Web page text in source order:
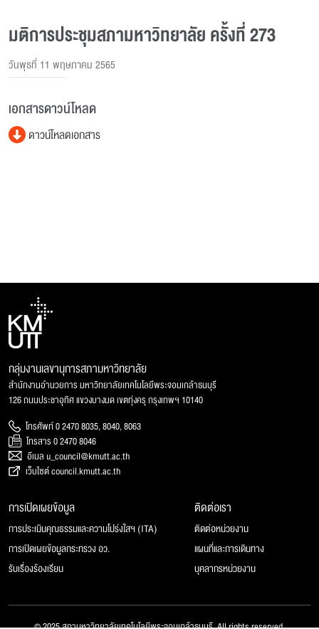
มติการประชุมสภามหาวิทยาลัย ครั้งที่ 273
วันพุธที่ 11 พฤษภาคม 2565
เอกสารดาวน์โหลด
ดาวน์โหลดเอกสาร
กลุ่มงานเลขานุการสภามหาวิทยาลัย
สำนักงานอำนวยการ มหาวิทยาลัยเทคโนโลยีพระจอมเกล้าธนบุรี
126 ถนนประชาอุทิศ แขวงบางมด เขตทุ่งครุ กรุงเทพฯ 10140
โทรศัพท์ 0 2470 8035, 8040, 8063
โทรสาร 0 2470 8046
อีเมล u_council@kmutt.ac.th
เว็บไซต์ council.kmutt.ac.th
การเปิดเผยข้อมูล
การประเมินคุณธรรมและความโปร่งใสฯ (ITA)
การเปิดเผยข้อมูลกระทรวง อว.
รับเรื่องร้องเรียน
ติดต่อเรา
ติดต่อหน่วยงาน
แผนที่และการเดินทาง
บุคลากรหน่วยงาน